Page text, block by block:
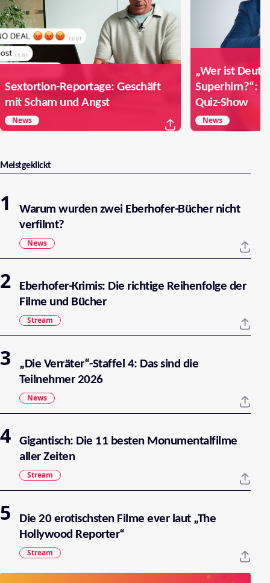
Sextortion-Reportage: Geschäft
mit Scham und Angst
News
„Wer ist
Superhirn?“:
Quiz-Show
News
Meistgeklickt
Warum wurden zwei Eberhofer-Bücher nicht
verfilmt?
News
Eberhofer-Krimis: Die richtige Reihenfolge der
Filme und Bücher
Stream
„Die Verräter“-Staffel 4: Das sind die
Teilnehmer 2026
News
Gigantisch: Die 11 besten Monumentalfilme
aller Zeiten
Stream
Die 20 erotischsten Filme ever laut „The
Hollywood Reporter“
Stream